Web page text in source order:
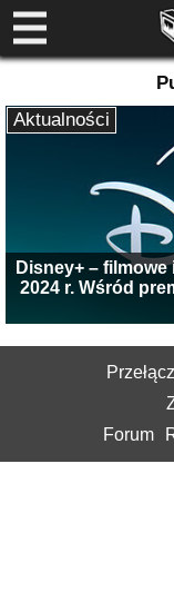
Disney+ –
2024 r. Wśród
Aktualności
Forum